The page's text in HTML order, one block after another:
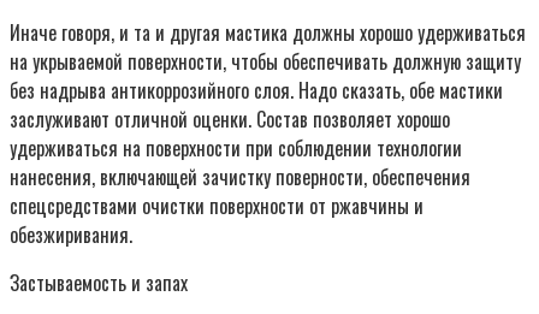
Иначе говоря, и та и другая мастика должны хорошо удерживаться
на укрываемой поверхности, чтобы обеспечивать должную защиту
без надрыва антикоррозийного слоя. Надо сказать, обе мастики
заслуживают отличной оценки. Состав позволяет хорошо
удерживаться на поверхности при соблюдении технологии
нанесения, включающей зачистку поверности, обеспечения
спецсредствами очистки поверхности от ржавчины и
обезжиривания.
Застываемость и запах